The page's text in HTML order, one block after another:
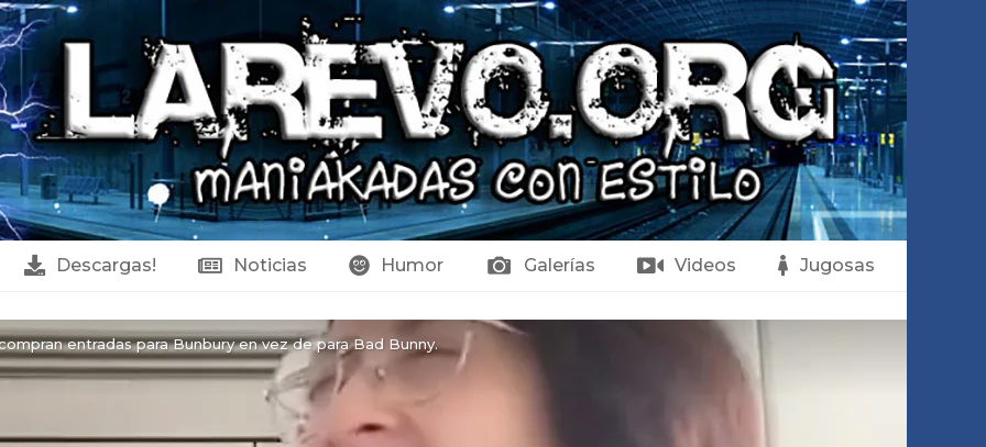
Descargas! Noticias Humor Galerías Videos Jugosas
entradas para Bunbury en vez de para Bad Bunny.